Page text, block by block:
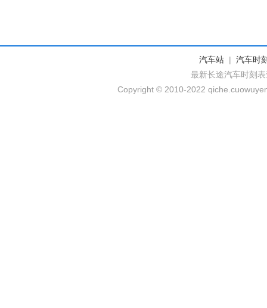
汽车站 | 汽车时
最新长途汽车时刻
Copyright © 2010-2022